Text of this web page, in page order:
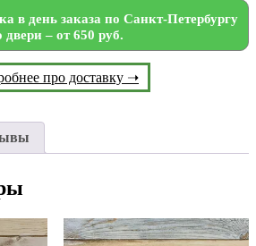
в день заказа по Санкт-Петербургу
двери – от 650 руб.
про доставку ➝